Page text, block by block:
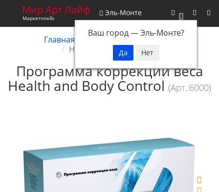
0
Мир Арт Лайф
Маркетплейс
Эль-Монте
Ваш город —Эль-Монте?
Главная
Снятые с производства
Health and Body Control
Программа коррекции веса
Health and Body Control (Арт.:6000)